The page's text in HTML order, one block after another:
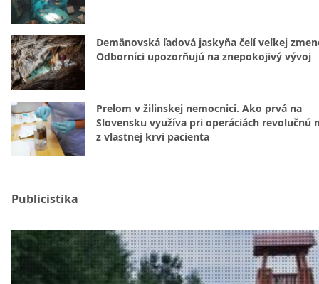
Demänovská ľadová jaskyňa čelí veľkej
Odborníci upozorňujú na znepokojivý vývoj
Prelom v žilinskej nemocnici. Ako prvá na
Slovensku využíva pri operáciách revolučnú
z vlastnej krvi pacienta
Publicistika